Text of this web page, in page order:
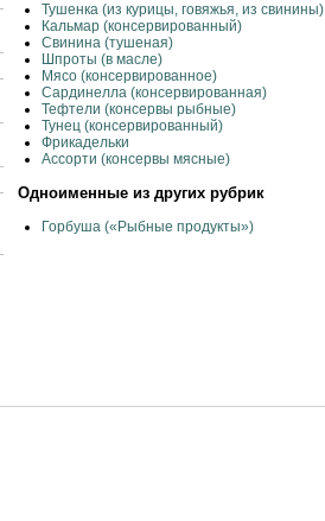
Тушенка (из курицы, говяжья, из свинины)
Кальмар (консервированный)
Свинина (тушеная)
Шпроты (в масле)
Мясо (консервированное)
Сардинелла (консервированная)
Тефтели (консервы рыбные)
Тунец (консервированный)
Фрикадельки
Ассорти (консервы мясные)
Одноименные из других рубрик
Горбуша («Рыбные продукты»)